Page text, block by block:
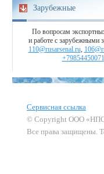
Зарубежные
По вопросам
и работе с зарубежными
110@rusarsenal.ru,
+79854450071
Сервисная ссылка
© Copyright ООО «НПО
Все права защищены.